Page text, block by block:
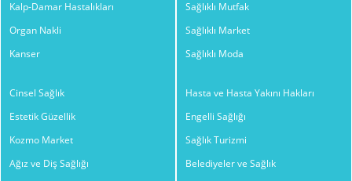
Kalp-Damar Hastalıkları
Organ Nakli
Kanser
Sağlıklı Mutfak
Sağlıklı Market
Sağlıklı Moda
Cinsel Sağlık
Estetik Güzellik
Kozmo Market
Ağız ve Diş Sağlığı
Hasta ve Hasta Yakını Hakları
Engelli Sağlığı
Sağlık Turizmi
Belediyeler ve Sağlık